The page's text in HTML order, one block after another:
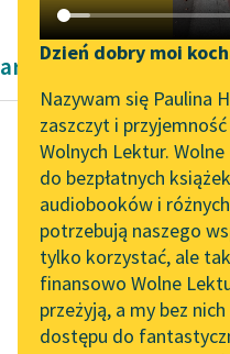
Katalog DAISY
Podkasty o książkach
Aktualności
Zapraszamy na spotkanie
online z tłumaczkami
literatury skandynawskiej
Spotkanie z Katarzyną
Tunkiel w Oslo
Wolne Lektury na 32.
Pol’and’Rock Festivalu
Dzień dobry moi
Nazywam się Paulina
zaszczyt i
Wolnych Lektur.
do bezpłatnych
audiobooków i
potrzebują naszego
tylko korzystać, ale
finansowo Wolne
przeżyją, a my bez
dostępu do
artykuły naukowe